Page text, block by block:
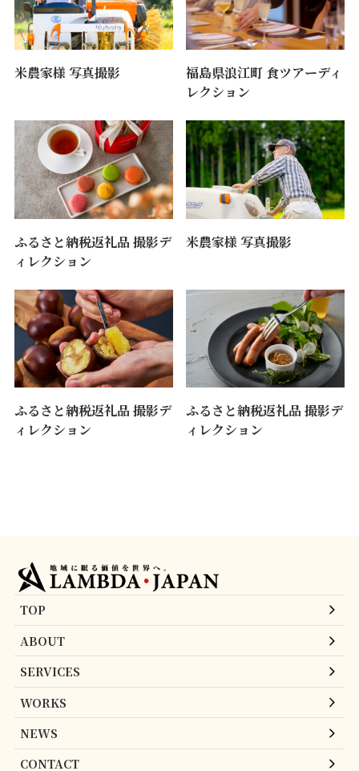
米農家様 写真撮影
福島県浪江町 食ツアーディ
レクション
ふるさと納税返礼品 撮影デ
ィレクション
米農家様 写真撮影
ふるさと納税返礼品 撮影デ
ィレクション
ふるさと納税返礼品 撮影デ
ィレクション
TOP
ABOUT
SERVICES
WORKS
NEWS
CONTACT